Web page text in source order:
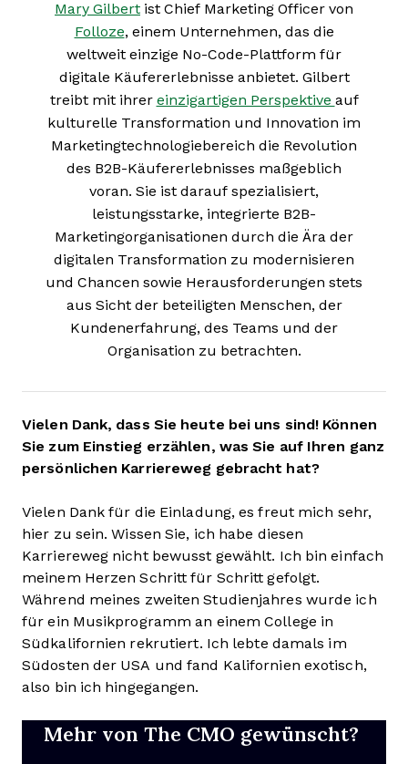
Mary Gilbert ist Chief Marketing Officer von
Folloze, einem Unternehmen, das die
weltweit einzige No-Code-Plattform für
digitale Käufererlebnisse anbietet. Gilbert
treibt mit ihrer einzigartigen Perspektive auf
kulturelle Transformation und Innovation im
Marketingtechnologiebereich die Revolution
des B2B-Käufererlebnisses maßgeblich
voran. Sie ist darauf spezialisiert,
leistungsstarke, integrierte B2B-
Marketingorganisationen durch die Ära der
digitalen Transformation zu modernisieren
und Chancen sowie Herausforderungen stets
aus Sicht der beteiligten Menschen, der
Kundenerfahrung, des Teams und der
Organisation zu betrachten.
Vielen Dank, dass Sie heute bei uns sind! Können
Sie zum Einstieg erzählen, was Sie auf Ihren ganz
persönlichen Karriereweg gebracht hat?
Vielen Dank für die Einladung, es freut mich sehr,
hier zu sein. Wissen Sie, ich habe diesen
Karriereweg nicht bewusst gewählt. Ich bin einfach
meinem Herzen Schritt für Schritt gefolgt.
Während meines zweiten Studienjahres wurde ich
für ein Musikprogramm an einem College in
Südkalifornien rekrutiert. Ich lebte damals im
Südosten der USA und fand Kalifornien exotisch,
also bin ich hingegangen.
Mehr von The CMO gewünscht?